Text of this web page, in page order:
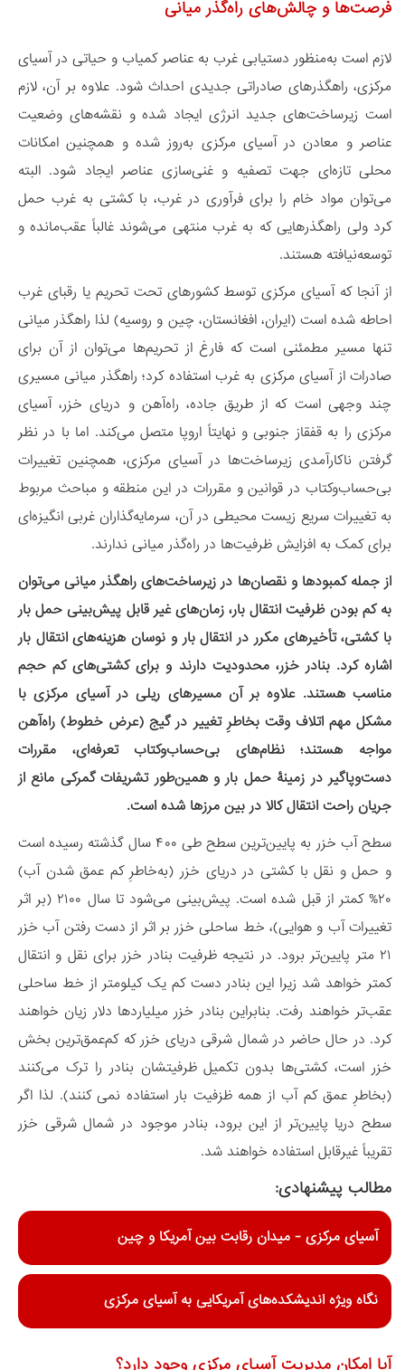
فرصت‌ها و چالش‌های راه‌گذر میانی
لازم است به‌منظور دستیابی غرب به عناصر کمیاب و حیاتی در آسیای
مرکزی، راهگذرهای صادراتی جدیدی احداث شود. علاوه بر آن، لازم
است زیرساخت‌های جدید انرژی ایجاد شده و نقشه‌های وضعیت
عناصر و معادن در آسیای مرکزی به‌روز شده و همچنین امکانات
محلی تازه‌ای جهت تصفیه و غنی‌سازی عناصر ایجاد شود. البته
می‌توان مواد خام را برای فرآوری در غرب، با کشتی به غرب حمل
کرد ولی راهگذرهایی که به غرب منتهی می‌شوند غالباً عقب‌مانده و
توسعه‌نیافته هستند.
از آنجا که آسیای مرکزی توسط کشورهای تحت تحریم یا رقبای غرب
احاطه شده است (ایران، افغانستان، چین و روسیه) لذا راهگذر میانی
تنها مسیر مطمئنی است که فارغ از تحریم‌ها می‌توان از آن برای
صادرات از آسیای مرکزی به غرب استفاده کرد؛ راهگذر میانی مسیری
چند وجهی است که از طریق جاده، راه‌آهن و دریای خزر، آسیای
مرکزی را به قفقاز جنوبی و نهایتاً اروپا متصل می‌کند. اما با در نظر
گرفتن ناکارآمدی زیرساخت‌ها در آسیای مرکزی، همچنین تغییرات
بی‌حساب‌وکتاب در قوانین و مقررات در این منطقه و مباحث مربوط
به تغییرات سریع زیست محیطی در آن، سرمایه‌گذاران غربی انگیزه‌ای
برای کمک به افزایش ظرفیت‌ها در راه‌گذر میانی ندارند.
از جمله کمبودها و نقصان‌ها در زیرساخت‌های راهگذر میانی می‌توان
به کم بودن ظرفیت انتقال بار، زمان‌های غیر قابل پیش‌بینی حمل بار
با کشتی، تأخیرهای مکرر در انتقال بار و نوسان هزینه‌های انتقال بار
اشاره کرد. بنادر خزر، محدودیت دارند و برای کشتی‌های کم حجم
مناسب هستند. علاوه بر آن مسیرهای ریلی در آسیای مرکزی با
مشکل مهم اتلاف وقت بخاطرِ تغییر در گیج (عرض خطوط) راه‌آهن
مواجه هستند؛ نظام‌های بی‌حساب‌وکتاب تعرفه‌ای، مقررات
دست‌وپاگیر در زمینۀ حمل بار و همین‌طور تشریفات گمرکی مانع از
جریان راحت انتقال کالا در بین مرزها شده است.
سطح آب خزر به پایین‌ترین سطح طی ۴۰۰ سال گذشته رسیده است
و حمل و نقل با کشتی در دریای خزر (به‌خاطرِ کم عمق شدن آب)
۲۰% کمتر از قبل شده است. پیش‌بینی می‌شود تا سال ۲۱۰۰ (بر اثر
تغییرات آب و هوایی)، خط ساحلی خزر بر اثر از دست رفتن آب خزر
۲۱ متر پایین‌تر برود. در نتیجه ظرفیت بنادر خزر برای نقل و انتقال
کمتر خواهد شد زیرا این بنادر دست کم یک کیلومتر از خط ساحلی
عقب‌تر خواهند رفت. بنابراین بنادر خزر میلیاردها دلار زیان خواهند
کرد. در حال حاضر در شمال شرقی دریای خزر که کم‌عمق‌ترین بخش
خزر است، کشتی‌ها بدون تکمیل ظرفیتشان بنادر را ترک می‌کنند
(بخاطرِ عمق کم آب از همه ظزفیت بار استفاده نمی کنند). لذا اگر
سطح دریا پایین‌تر از این برود، بنادر موجود در شمال شرقی خزر
تقریباً غیرقابل استفاده خواهند شد.
مطالب پیشنهادی:
آسیای مرکزی - میدان رقابت بین آمریکا و چین
نگاه ویژه اندیشکده‌های آمریکایی به آسیای مرکزی
آیا امکان مدیریت آسیای مرکزی وجود دارد؟